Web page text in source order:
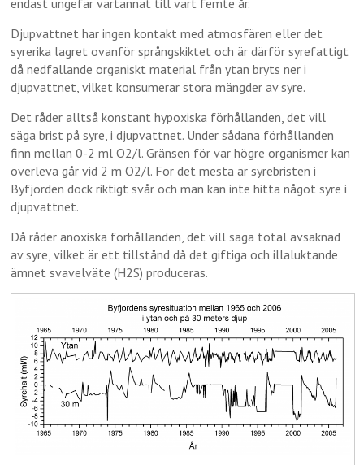
Djupvattnet har ingen kontakt med atmosfären eller det
syrerika lagret ovanför språngskiktet och är därför syrefattigt
då nedfallande organiskt material från ytan bryts ner i
djupvattnet, vilket konsumerar stora mängder av syre.
Det råder alltså konstant hypoxiska förhållanden, det vill
säga brist på syre, i djupvattnet. Under sådana förhållanden
finn mellan 0-2 ml O2/l. Gränsen för var högre organismer kan
överleva går vid 2 m O2/l. För det mesta är syrebristen i
Byfjorden dock riktigt svår och man kan inte hitta något syre i
djupvattnet.
Då råder anoxiska förhållanden, det vill säga total avsaknad
av syre, vilket är ett tillstånd då det giftiga och illaluktande
ämnet svavelväte (H2S) produceras.